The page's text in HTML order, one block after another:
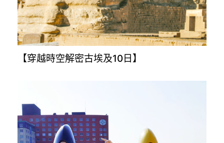
【穿越時空解密古埃及10日】